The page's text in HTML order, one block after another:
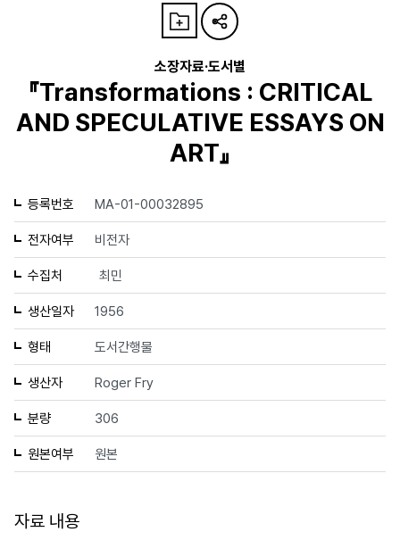
소장자료·도서별
『Transformations : CRITICAL
AND SPECULATIVE ESSAYS ON
ART』
등록번호 MA-01-00032895
전자여부 비전자
수집처 최민
생산일자 1956
형태 도서간행물
생산자 Roger Fry
분량 306
원본여부 원본
자료 내용